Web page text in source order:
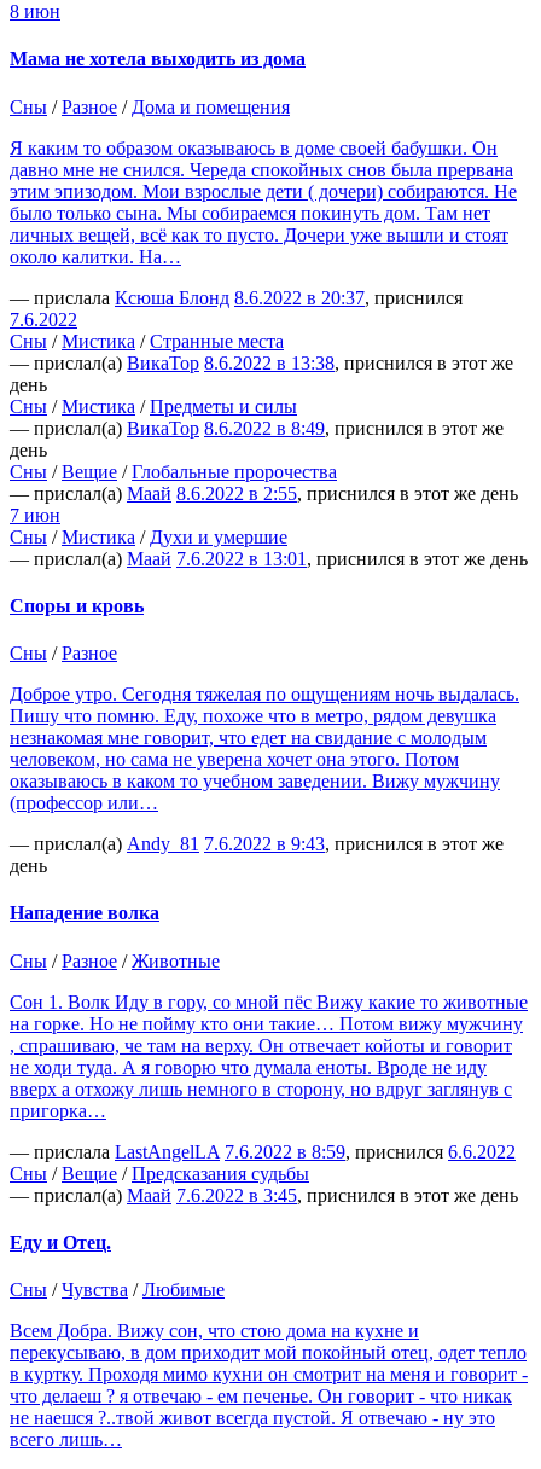
8 июн
Мама не хотела выходить из дома
Сны /Разное / Дома и помещения
Я каким то образом оказываюсь в доме своей бабушки. Он
давно мне не снился. Череда спокойных снов была прервана
этим эпизодом. Мои взрослые дети ( дочери) собираются. Не
было только сына. Мы собираемся покинуть дом. Там нет
личных вещей, всё как то пусто. Дочери уже вышли и стоят
около калитки. На…
— прислала Ксюша Блонд 8.6.2022 в 20:37, приснился
7.6.2022
Сны /Мистика /Странные места
— прислал(а) ВикаТор 8.6.2022 в 13:38, приснился в этот же
день
Сны /Мистика /Предметы и силы
— прислал(а) ВикаТор 8.6.2022 в 8:49, приснился в этот же
день
Сны /Вещие /Глобальные пророчества
— прислал(а) Маай 8.6.2022 в 2:55, приснился в этот же день
7 июн
Сны /Мистика / Духи и умершие
— прислал(а) Маай 7.6.2022 в 13:01 , приснился в этот же день
Споры и кровь
Сны /Разное
Доброе утро. Сегодня тяжелая по ощущениям ночь выдалась.
Пишу что помню. Еду, похоже что в метро, рядом девушка
незнакомая мне говорит, что едет на свидание с молодым
человеком, но сама не уверена хочет она этого. Потом
оказываюсь в каком то учебном заведении. Вижу мужчину
(профессор или…
— прислал(а) Andy_81 7.6.2022 в 9:43, приснился в этот же
день
Нападение волка
Сны /Разное /Животные
Сон 1. Волк Иду в гору, со мной пёс Вижу какие то животные
на горке. Но не пойму кто они такие… Потом вижу мужчину
, спрашиваю, че там на верху. Он отвечает койоты и говорит
не ходи туда. А я говорю что думала еноты. Вроде не иду
вверх а отхожу лишь немного в сторону, но вдруг заглянув с
пригорка…
— прислала LastAngelLA 7.6.2022 в 8:59, приснился 6.6.2022
Сны /Вещие /Предсказания судьбы
— прислал(а) Маай 7.6.2022 в 3:45, приснился в этот же день
Еду и Отец.
Сны /Чувства /Любимые
Всем Добра. Вижу сон, что стою дома на кухне и
перекусываю, в дом приходит мой покойный отец, одет тепло
в куртку. Проходя мимо кухни он смотрит на меня и говорит -
что делаеш ? я отвечаю - ем печенье. Он говорит - что никак
не наешся ?..твой живот всегда пустой. Я отвечаю - ну это
всего лишь…